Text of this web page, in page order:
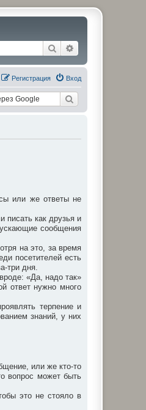
Поиск
Вход
Регистрация
или же ответы не
писать как друзья и
сообщения
на это, за время
посетителей есть
три дня.
«Да, надо так»
ответ нужно много
терпение и
знаний, у них
или же кто-то
вопрос может быть
это не стояло в